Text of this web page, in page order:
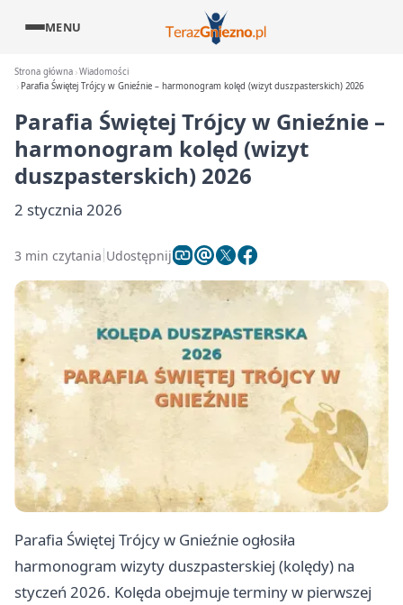
MENU
Strona główna Wiadomości
Parafia Świętej Trójcy w Gnieźnie – harmonogram kolęd (wizyt duszpasterskich) 2026
Parafia Świętej Trójcy w Gnieźnie –
harmonogram kolęd (wizyt
duszpasterskich) 2026
2 stycznia 2026
3 min czytania Udostępnij
Parafia Świętej Trójcy w Gnieźnie ogłosiła
harmonogram wizyty duszpasterskiej (kolędy) na
styczeń 2026. Kolęda obejmuje terminy w pierwszej